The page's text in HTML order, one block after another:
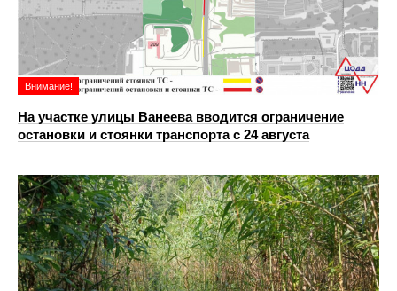
Внимание!
На участке улицы Ванеева вводится ограничение
остановки и стоянки транспорта с 24 августа